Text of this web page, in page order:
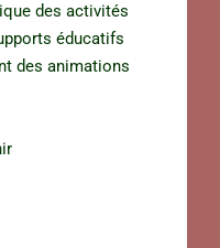
des activités
éducatifs
des animations